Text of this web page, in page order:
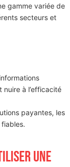
gamme variée de
secteurs et
à l’efficacité
payantes, les
UNE